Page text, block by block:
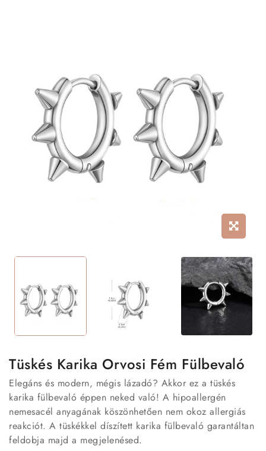
Tüskés Karika Orvosi Fém Fülbevaló
Elegáns és modern, mégis lázadó? Akkor ez a tüskés
karika fülbevaló éppen neked való! A hipoallergén
nemesacél anyagának köszönhetően nem okoz allergiás
reakciót. A tüskékkel díszített karika fülbevaló garantáltan
feldobja majd a megjelenésed.